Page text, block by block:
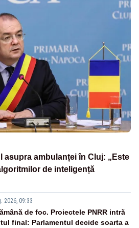
asupra ambulanței în Cluj: „Este
de inteligență
2026, 09:33
de foc. Proiectele PNRR intră
final: Parlamentul decide soarta a